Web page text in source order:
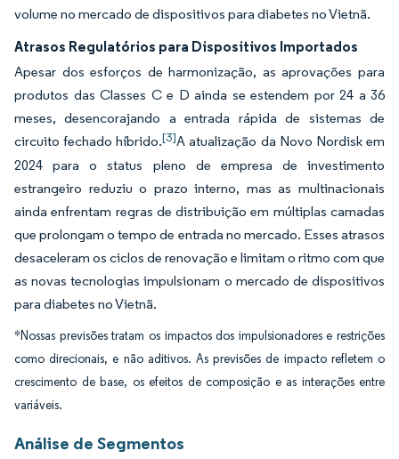
volume no mercado de dispositivos para diabetes no Vietnã.
Atrasos Regulatórios para Dispositivos Importados
Apesar dos esforços de harmonização, as aprovações para
produtos das Classes C e D ainda se estendem por 24 a 36
meses, desencorajando a entrada rápida de sistemas de
circuito fechado híbrido.[3]A atualização da Novo Nordisk em
2024 para o status pleno de empresa de investimento
estrangeiro reduziu o prazo interno, mas as multinacionais
ainda enfrentam regras de distribuição em múltiplas camadas
que prolongam o tempo de entrada no mercado. Esses atrasos
desaceleram os ciclos de renovação e limitam o ritmo com que
as novas tecnologias impulsionam o mercado de dispositivos
para diabetes no Vietnã.
*Nossas previsões tratam os impactos dos impulsionadores e restrições
como direcionais, e não aditivos. As previsões de impacto refletem o
crescimento de base, os efeitos de composição e as interações entre
variáveis.
Análise de Segmentos